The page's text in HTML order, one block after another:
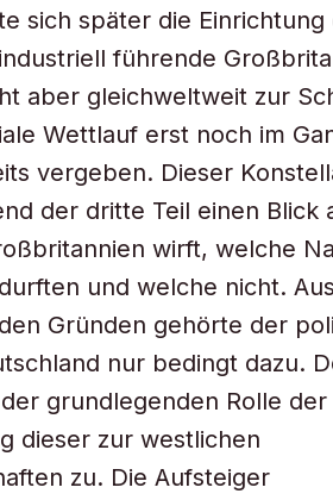
sich später die Einrichtung
führende
aber gleichweltweit zur
Wettlauf erst noch im
vergeben. Dieser
der dritte Teil einen Blick
wirft, welche
und welche nicht. Aus
Gründen gehörte der
nur bedingt dazu.
grundlegenden Rolle der
dieser zur westlichen
zu. Die Aufsteiger